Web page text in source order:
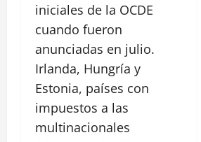
iniciales de la OCDE
cuando fueron
anunciadas en julio.
Irlanda, Hungría y
Estonia, países con
impuestos a las
multinacionales